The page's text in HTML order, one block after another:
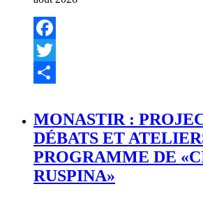
Facebook
Twitter
MONASTIR :
DÉBATS ET
PROGRAMME DE
RUSPINA»